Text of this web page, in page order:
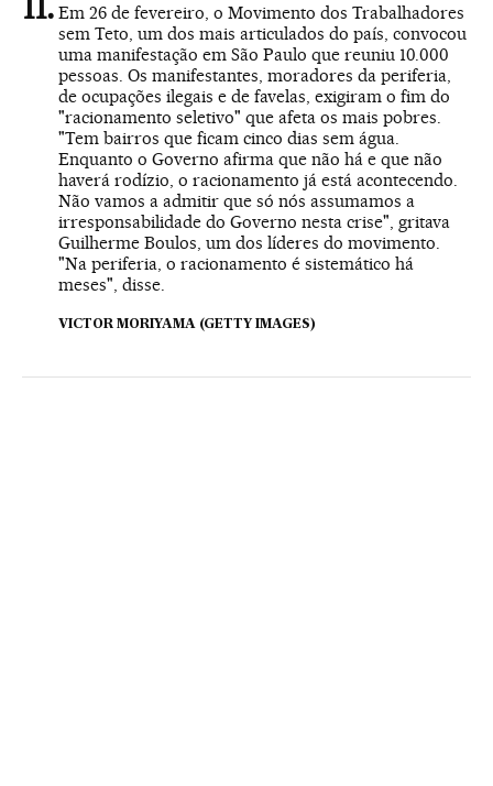
Em 26 de fevereiro, o Movimento dos Trabalhadores
sem Teto, um dos mais articulados do país, convocou
uma manifestação em São Paulo que reuniu 10.000
pessoas. Os manifestantes, moradores da periferia,
de ocupações ilegais e de favelas, exigiram o fim do
"racionamento seletivo" que afeta os mais pobres.
"Tem bairros que ficam cinco dias sem água.
Enquanto o Governo afirma que não há e que não
haverá rodízio, o racionamento já está acontecendo.
Não vamos a admitir que só nós assumamos a
irresponsabilidade do Governo nesta crise", gritava
Guilherme Boulos, um dos líderes do movimento.
"Na periferia, o racionamento é sistemático há
meses", disse.
VICTOR MORIYAMA (GETTY IMAGES)